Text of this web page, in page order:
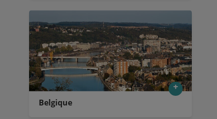
Belgique